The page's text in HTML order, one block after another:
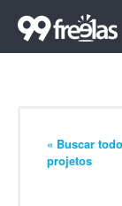
« Buscar
projetos